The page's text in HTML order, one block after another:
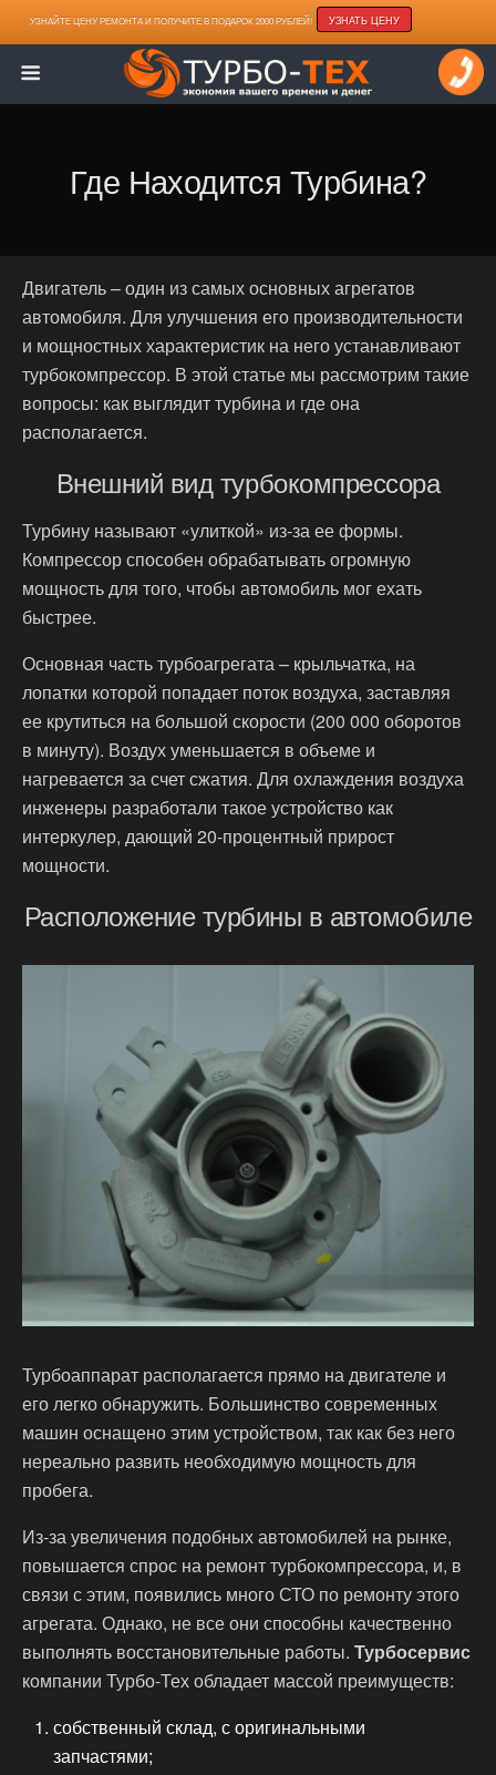
УЗНАЙТЕ ЦЕНУ РЕМОНТА И ПОЛУЧИТЕ В ПОДАРОК 2000 РУБЛЕЙ! УЗНАТЬ ЦЕНУ
Где Находится Турбина?
Двигатель – один из самых основных агрегатов
автомобиля. Для улучшения его производительности
и мощностных характеристик на него устанавливают
турбокомпрессор. В этой статье мы рассмотрим такие
вопросы: как выглядит турбина и где она
располагается.
Внешний вид турбокомпрессора
Турбину называют «улиткой» из-за ее формы.
Компрессор способен обрабатывать огромную
мощность для того, чтобы автомобиль мог ехать
быстрее.
Основная часть турбоагрегата – крыльчатка, на
лопатки которой попадает поток воздуха, заставляя
ее крутиться на большой скорости (200 000 оборотов
в минуту). Воздух уменьшается в объеме и
нагревается за счет сжатия. Для охлаждения воздуха
инженеры разработали такое устройство как
интеркулер, дающий 20-процентный прирост
мощности.
Расположение турбины в автомобиле
Турбоаппарат располагается прямо на двигателе и
его легко обнаружить. Большинство современных
машин оснащено этим устройством, так как без него
нереально развить необходимую мощность для
пробега.
Из-за увеличения подобных автомобилей на рынке,
повышается спрос на ремонт турбокомпрессора, и, в
связи с этим, появились много СТО по ремонту этого
агрегата. Однако, не все они способны качественно
выполнять восстановительные работы. Турбосервис
компании Турбо-Тех обладает массой преимуществ:
собственный склад, с оригинальными
запчастями;